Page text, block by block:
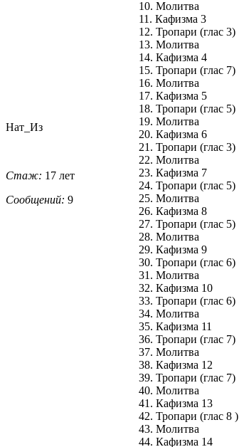
Нат_Из
Стаж: 17 лет
Сообщений: 9
10. Молитва
11. Кафизма 3
12. Тропари (глас 3)
13. Молитва
14. Кафизма 4
15. Тропари (глас 7)
16. Молитва
17. Кафизма 5
18. Тропари (глас 5)
19. Молитва
20. Кафизма 6
21. Тропари (глас 3)
22. Молитва
23. Кафизма 7
24. Тропари (глас 5)
25. Молитва
26. Кафизма 8
27. Тропари (глас 5)
28. Молитва
29. Кафизма 9
30. Тропари (глас 6)
31. Молитва
32. Кафизма 10
33. Тропари (глас 6)
34. Молитва
35. Кафизма 11
36. Тропари (глас 7)
37. Молитва
38. Кафизма 12
39. Тропари (глас 7)
40. Молитва
41. Кафизма 13
42. Тропари (глас 8 )
43. Молитва
44. Кафизма 14